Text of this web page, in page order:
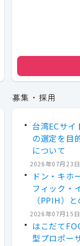
募集・採用
台湾ECサ
の選定を目
について
2026年07月23日
ドン・キホ
フィック・
（PPIH）
2026年07月15日
はこだて
型プロポー